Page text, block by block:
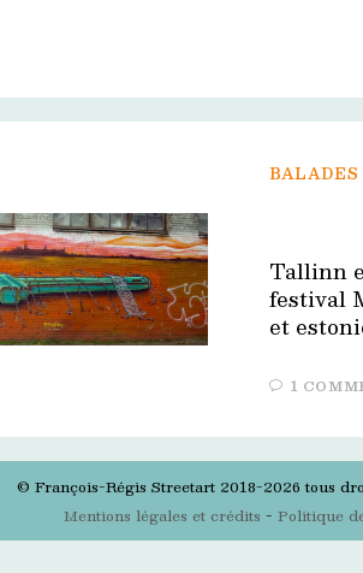
BALADES
Tallinn
festival
et
1
© François-Régis Streetart 2018-2026 tous
Mentions légales et crédits - Politique